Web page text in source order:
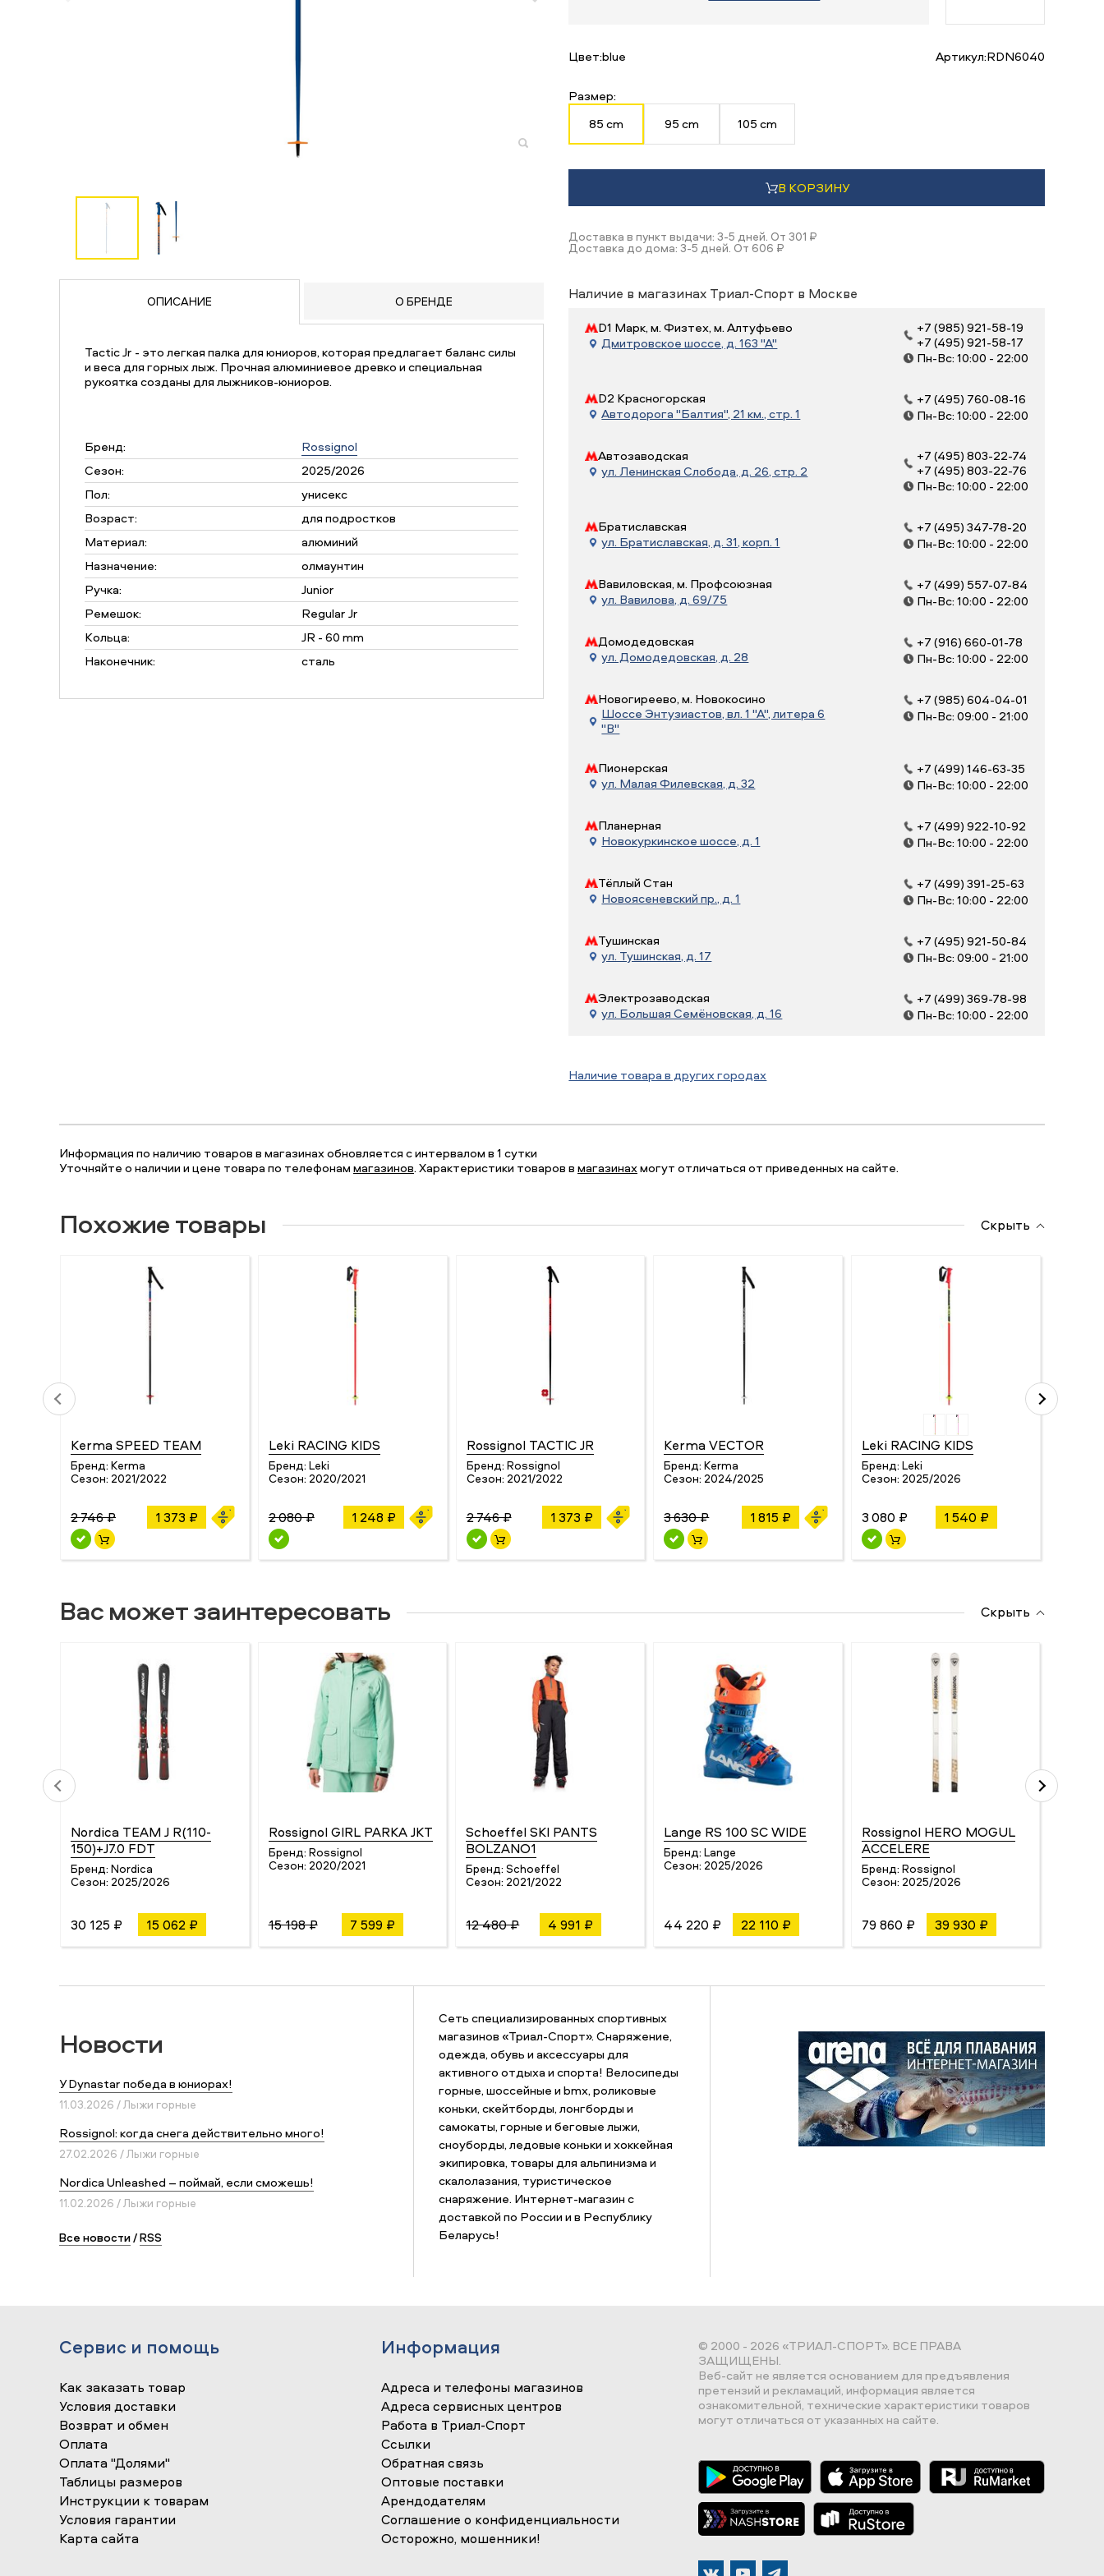
ОПИСАНИЕ О БРЕНДЕ
Tactic Jr - это легкая палка для юниоров, которая предлагает баланс силы
и веса для горных лыж. Прочная алюминиевое древко и специальная
рукоятка созданы для лыжников-юниоров.
Бренд:
Rossignol
Сезон:
2025/2026
Пол:
унисекс
Возраст:
для подростков
Материал:
алюминий
Назначение:
олмаунтин
Ручка:
Junior
Ремешок:
Regular Jr
Кольца:
JR - 60 mm
Наконечник:
сталь
Цвет:blue Артикул:RDN6040
Размер:
85 cm
95 cm 105 cm
В КОРЗИНУ
Доставка в пункт выдачи: 3-5 дней. От 301 ₽
Доставка до дома: 3-5 дней. От 606 ₽
Наличие в магазинах Триал-Спорт в Москве
D1 Марк, м. Физтех, м. Алтуфьево
Дмитровское шоссе, д. 163 "А"
+7 (985) 921-58-19
+7 (495) 921-58-17
Пн-Вс: 10:00 - 22:00
D2 Красногорская
Автодорога "Балтия", 21 км., стр. 1
+7 (495) 760-08-16
Пн-Вс: 10:00 - 22:00
Автозаводская
ул. Ленинская Слобода, д. 26, стр. 2
+7 (495) 803-22-74
+7 (495) 803-22-76
Пн-Вс: 10:00 - 22:00
Братиславская
ул. Братиславская, д. 31, корп. 1
+7 (495) 347-78-20
Пн-Вс: 10:00 - 22:00
Вавиловская, м. Профсоюзная
ул. Вавилова, д. 69/75
+7 (499) 557-07-84
Пн-Вс: 10:00 - 22:00
Домодедовская
ул. Домодедовская, д. 28
+7 (916) 660-01-78
Пн-Вс: 10:00 - 22:00
Новогиреево, м. Новокосино
Шоссе Энтузиастов, вл. 1 "А", литера 6
"В"
+7 (985) 604-04-01
Пн-Вс: 09:00 - 21:00
Пионерская
ул. Малая Филевская, д. 32
+7 (499) 146-63-35
Пн-Вс: 10:00 - 22:00
Планерная
Новокуркинское шоссе, д. 1
+7 (499) 922-10-92
Пн-Вс: 10:00 - 22:00
Тёплый Стан
Новоясеневский пр., д. 1
+7 (499) 391-25-63
Пн-Вс: 10:00 - 22:00
Тушинская
ул. Тушинская, д. 17
+7 (495) 921-50-84
Пн-Вс: 09:00 - 21:00
Электрозаводская
ул. Большая Семёновская, д. 16
+7 (499) 369-78-98
Пн-Вс: 10:00 - 22:00
Наличие товара в других городах
Информация по наличию товаров в магазинах обновляется с интервалом в 1 сутки
Уточняйте о наличии и цене товара по телефонаммагазинов. Характеристики товаров вмагазинахмогут отличаться от приведенных на сайте.
Похожие товары Скрыть
Kerma SPEED TEAM
Бренд: Kerma
Сезон: 2021/2022
2 746 ₽ 1 373 ₽
Leki RACING KIDS
Бренд: Leki
Сезон: 2020/2021
2 080 ₽ 1 248 ₽
Rossignol TACTIC JR
Бренд: Rossignol
Сезон: 2021/2022
2 746 ₽ 1 373 ₽
Kerma VECTOR
Бренд: Kerma
Сезон: 2024/2025
3 630 ₽ 1 815 ₽
Leki RACING KIDS
Бренд: Leki
Сезон: 2025/2026
3 080 ₽ 1 540 ₽
Вас может заинтересовать Скрыть
Nordica TEAM J R(110-
150)+J7.0 FDT
Бренд: Nordica
Сезон: 2025/2026
30 125 ₽ 15 062 ₽
Rossignol GIRL PARKA JKT
Бренд: Rossignol
Сезон: 2020/2021
15 198 ₽ 7 599 ₽
Schoeffel SKI PANTS
BOLZANO1
Бренд: Schoeffel
Сезон: 2021/2022
12 480 ₽ 4 991 ₽
Lange RS 100 SC WIDE
Бренд: Lange
Сезон: 2025/2026
44 220 ₽ 22 110 ₽
Rossignol HERO MOGUL
ACCELERE
Бренд: Rossignol
Сезон: 2025/2026
79 860 ₽ 39 930 ₽
Новости
У Dynastar победа в юниорах!
11.03.2026 / Лыжи горные
Rossignol: когда снега действительно много!
27.02.2026 / Лыжи горные
Nordica Unleashed – поймай, если сможешь!
11.02.2026 / Лыжи горные
Все новости/RSS
Сеть специализированных спортивных
магазинов «Триал-Спорт». Снаряжение,
одежда, обувь и аксессуары для
активного отдыха и спорта! Велосипеды
горные, шоссейные и bmx, роликовые
коньки, скейтборды, лонгборды и
самокаты, горные и беговые лыжи,
сноуборды, ледовые коньки и хоккейная
экипировка, товары для альпинизма и
скалолазания, туристическое
снаряжение. Интернет-магазин с
доставкой по России и в Республику
Беларусь!
Сервис и помощь
Как заказать товар
Условия доставки
Возврат и обмен
Оплата
Оплата "Долями"
Таблицы размеров
Инструкции к товарам
Условия гарантии
Карта сайта
Информация
Адреса и телефоны магазинов
Адреса сервисных центров
Работа в Триал-Спорт
Ссылки
Обратная связь
Оптовые поставки
Арендодателям
Соглашение о конфиденциальности
Осторожно, мошенники!
© 2000 - 2026 «ТРИАЛ-СПОРТ». ВСЕ ПРАВА
ЗАЩИЩЕНЫ.
Веб-сайт не является основанием для предъявления
претензий и рекламаций, информация является
ознакомительной, технические характеристики товаров
могут отличаться от указанных на сайте.